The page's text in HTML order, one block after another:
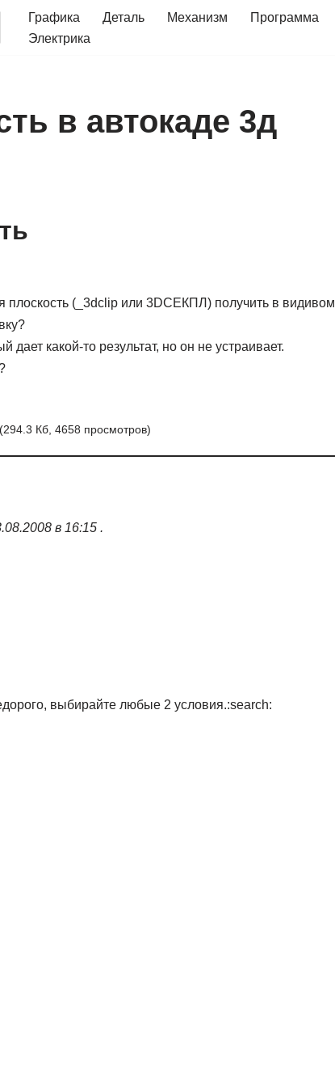
Графика Деталь Механизм Программа
Электрика
в автокаде 3д
плоскость (_3dclip или 3DСЕКПЛ) получить в видивом
какой-то результат, но он не устраивает.
Кб, 4658 просмотров)
в 16:15 .
выбирайте любые 2 условия.:search: